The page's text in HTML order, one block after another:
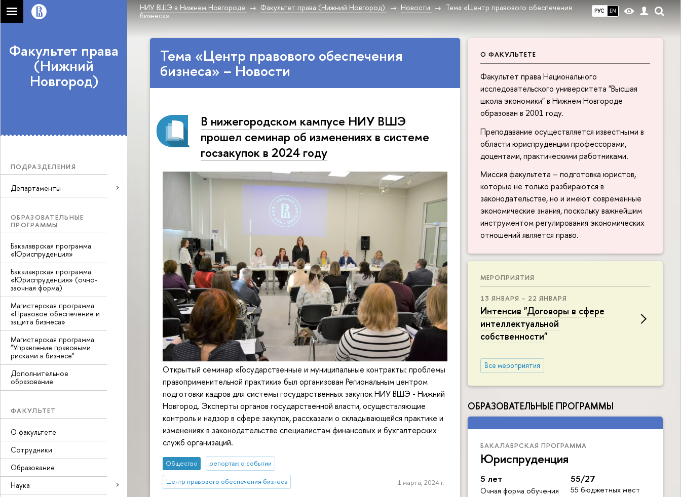
РУС EN
НИУ ВШЭ в Нижнем Новгороде Факультет права (Нижний Новгород) Новости
Тема «Центр правового обеспечения
бизнеса»
Факультет права
(Нижний
Новгород)
ПОДРАЗДЕЛЕНИЯ
Департаменты
ОБРАЗОВАТЕЛЬНЫЕ
ПРОГРАММЫ
Бакалаврская программа
«Юриспруденция»
Бакалаврская программа
«Юриспруденция» (очно-
заочная форма)
Магистерская программа
«Правовое обеспечение и
защита бизнеса»
Магистерская программа
"Управление правовыми
рисками в бизнесе"
Дополнительное
образование
ФАКУЛЬТЕТ
О факультете
Сотрудники
Образование
Наука
О ФАКУЛЬТЕТЕ
Факультет права Национального
исследовательского университета "Высшая
школа экономики" в Нижнем Новгороде
образован в 2001 году.
Преподавание осуществляется известными в
области юриспруденции профессорами,
доцентами, практическими работниками.
Миссия факультета – подготовка юристов,
которые не только разбираются в
законодательстве, но и имеют современные
экономические знания, поскольку важнейшим
инструментом регулирования экономических
отношений является право.
МЕРОПРИЯТИЯ
13 ЯНВАРЯ – 22 ЯНВАРЯ
Интенсив "Договоры в сфере
интеллектуальной
собственности"
Все мероприятия
ОБРАЗОВАТЕЛЬНЫЕ ПРОГРАММЫ
БАКАЛАВРСКАЯ ПРОГРАММА
Юриспруденция
5 лет
Очная форма обучения
55/27
55 бюджетных мест
Тема «Центр правового обеспечения
бизнеса» – Новости
В нижегородском кампусе НИУ ВШЭ
прошел семинар об изменениях в системе
госзакупок в 2024 году
Открытый семинар «Государственные и муниципальные контракты: проблемы
правоприменительной практики» был организован Региональным центром
подготовки кадров для системы государственных закупок НИУ ВШЭ - Нижний
Новгород. Эксперты органов государственной власти, осуществляющие
контроль и надзор в сфере закупок, рассказали о складывающейся практике и
изменениях в законодательстве специалистам финансовых и бухгалтерских
служб организаций.
Общество репортаж о событии
Центр правового обеспечения бизнеса 1 марта, 2024 г.